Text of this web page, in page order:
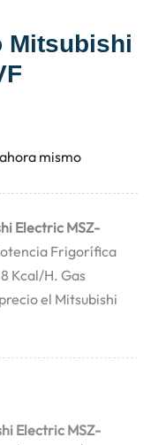
Mitsubishi
mismo
Electric MSZ-
Frigorífica
Kcal/H. Gas
el Mitsubishi
Electric MSZ-